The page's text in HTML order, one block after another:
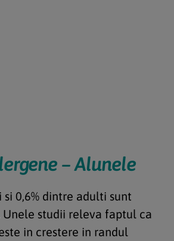
– Alunele
si 0,6% dintre adulti sunt
studii releva faptul ca
in crestere in randul